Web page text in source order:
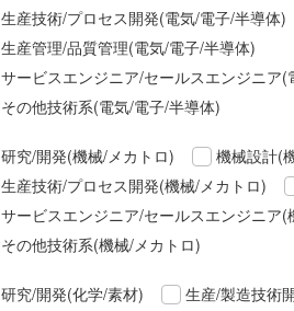
生産技術/プロセス開発(電気/電子/半導体)
生産管理/品質管理(電気/電子/半導体)
サービスエンジニア/セールスエンジニア(
その他技術系(電気/電子/半導体)
研究/開発(機械/メカトロ) 機械設計(
生産技術/プロセス開発(機械/メカトロ)
サービスエンジニア/セールスエンジニア(
その他技術系(機械/メカトロ)
研究/開発(化学/素材)
生産/製造技術